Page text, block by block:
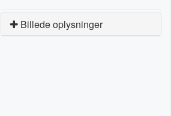
Billede oplysninger